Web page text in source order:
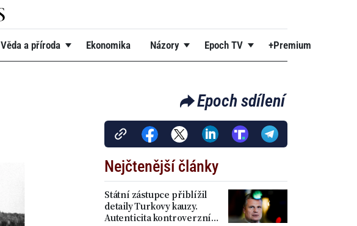
Věda a příroda Ekonomika Názory Epoch TV +Premium
Epoch sdílení
Nejčtenější články
Státní zástupce přiblížil
detaily Turkovy kauzy.
Autenticita kontroverzních